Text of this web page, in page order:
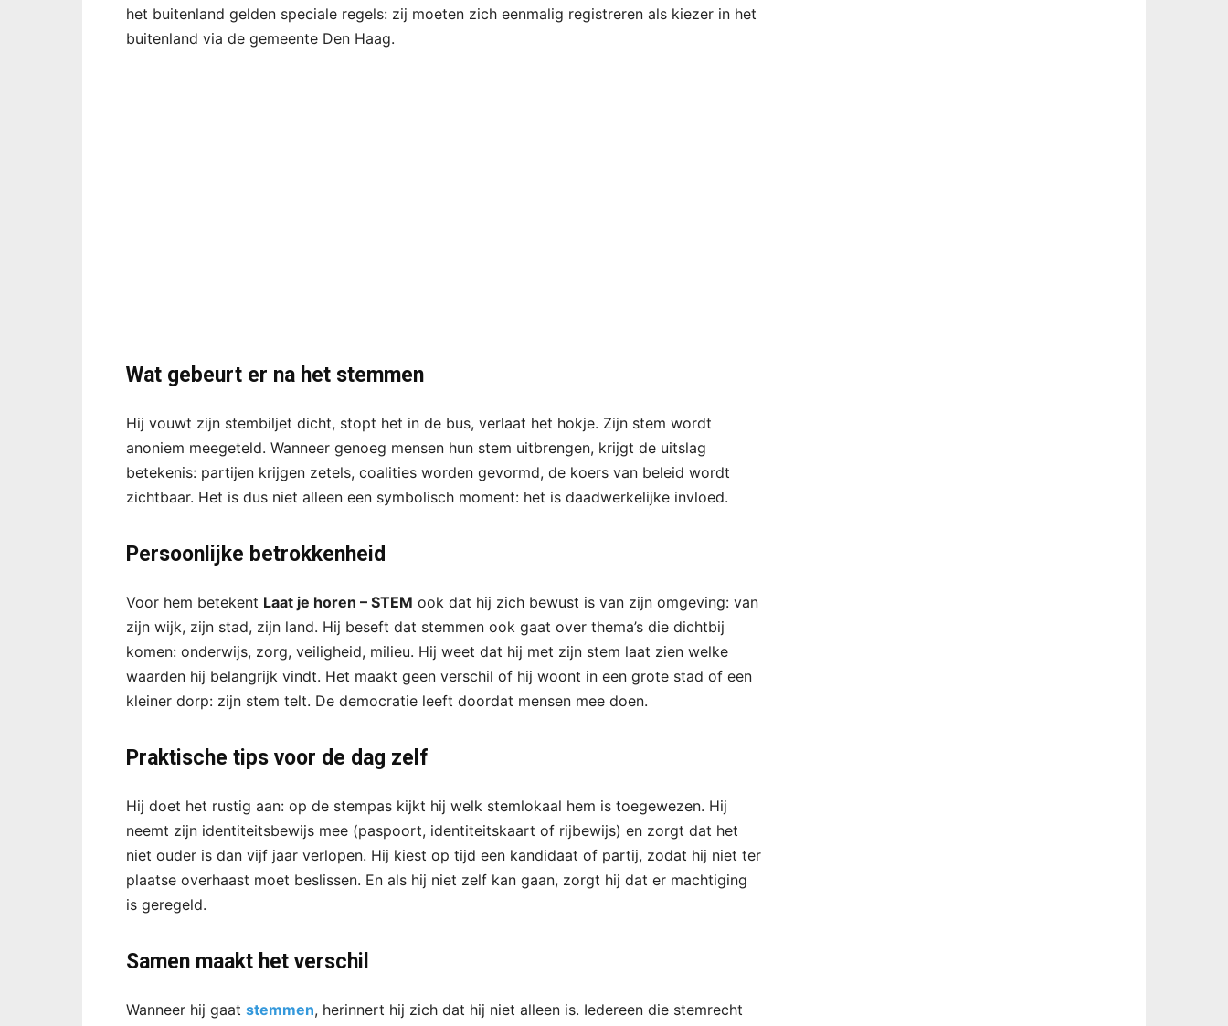
het buitenland gelden speciale regels: zij moeten zich eenmalig registreren als kiezer in het
buitenland via de gemeente Den Haag.
Wat gebeurt er na het stemmen
Hij vouwt zijn stembiljet dicht, stopt het in de bus, verlaat het hokje. Zijn stem wordt
anoniem meegeteld. Wanneer genoeg mensen hun stem uitbrengen, krijgt de uitslag
betekenis: partijen krijgen zetels, coalities worden gevormd, de koers van beleid wordt
zichtbaar. Het is dus niet alleen een symbolisch moment: het is daadwerkelijke invloed.
Persoonlijke betrokkenheid
Voor hem betekent Laat je horen – STEM ook dat hij zich bewust is van zijn omgeving: van
zijn wijk, zijn stad, zijn land. Hij beseft dat stemmen ook gaat over thema’s die dichtbij
komen: onderwijs, zorg, veiligheid, milieu. Hij weet dat hij met zijn stem laat zien welke
waarden hij belangrijk vindt. Het maakt geen verschil of hij woont in een grote stad of een
kleiner dorp: zijn stem telt. De democratie leeft doordat mensen mee doen.
Praktische tips voor de dag zelf
Hij doet het rustig aan: op de stempas kijkt hij welk stemlokaal hem is toegewezen. Hij
neemt zijn identiteitsbewijs mee (paspoort, identiteitskaart of rijbewijs) en zorgt dat het
niet ouder is dan vijf jaar verlopen. Hij kiest op tijd een kandidaat of partij, zodat hij niet ter
plaatse overhaast moet beslissen. En als hij niet zelf kan gaan, zorgt hij dat er machtiging
is geregeld.
Samen maakt het verschil
Wanneer hij gaat stemmen, herinnert hij zich dat hij niet alleen is. Iedereen die stemrecht